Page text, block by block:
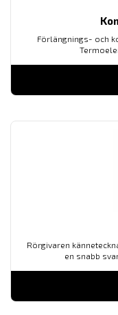
Förlängnings- och
Rörgivaren
en snabb